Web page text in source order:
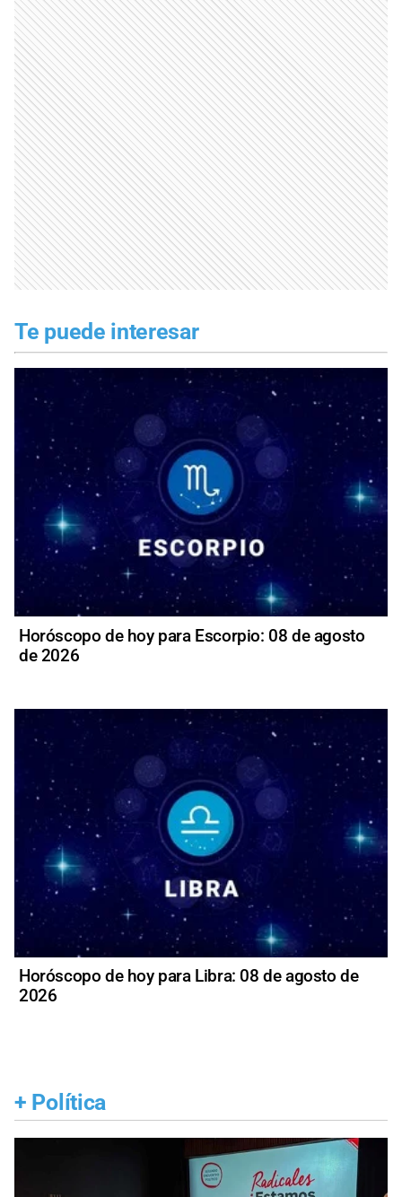
Te puede interesar
Horóscopo de hoy para Escorpio: 08 de agosto
de 2026
Horóscopo de hoy para Libra: 08 de agosto de
2026
+ Política